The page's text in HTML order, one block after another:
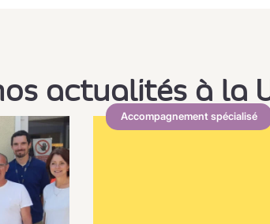
actualités à la
Accompagnement spécialisé